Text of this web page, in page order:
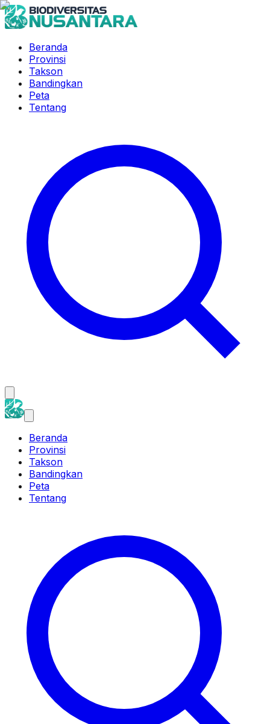
Beranda
Provinsi
Takson
Bandingkan
Peta
Tentang
Beranda
Provinsi
Takson
Bandingkan
Peta
Tentang